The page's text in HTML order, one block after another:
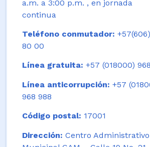
a.m. a 3:00 p.m. , en jornada
continua
Teléfono conmutador:
80 00
Línea gratuita: +57 (018000)
Línea anticorrupción: +57
968 988
Código postal: 17001
Dirección: Centro Administrativo